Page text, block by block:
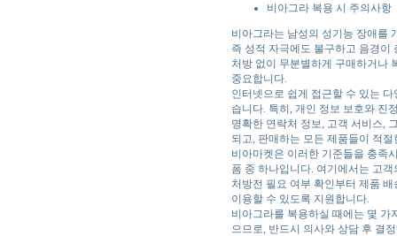
비아그라 복용 시 주의사항
비아그라는 남성의 성기능 장애를
즉 성적 자극에도 불구하고 음경이
처방 없이 무분별하게 구매하거나
중요합니다.
인터넷으로 쉽게 접근할 수 있는
습니다. 특히, 개인 정보 보호와 진
명확한 연락처 정보, 고객 서비스,
되고, 판매하는 모든 제품들이 적
비아마켓은 이러한 기준들을 충족
폼 중 하나입니다. 여기에서는 고
처방전 필요 여부 확인부터 제품
이용할 수 있도록 지원합니다.
비아그라를 복용하실 때에는 몇 가
으므로, 반드시 의사와 상담 후 결